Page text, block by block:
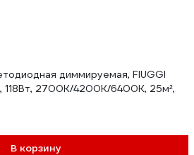
диммируемая, FIUGGI
2700K/4200K/6400K, 25м²,
В корзину